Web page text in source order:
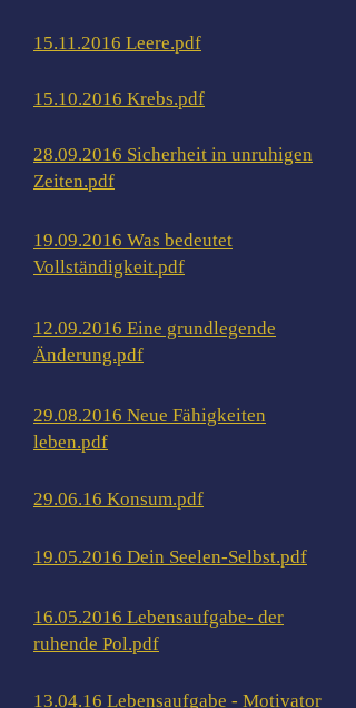
15.11.2016 Leere.pdf
15.10.2016 Krebs.pdf
28.09.2016 Sicherheit in unruhigen
Zeiten.pdf
19.09.2016 Was bedeutet
Vollständigkeit.pdf
12.09.2016 Eine grundlegende
Änderung.pdf
29.08.2016 Neue Fähigkeiten
leben.pdf
29.06.16 Konsum.pdf
19.05.2016 Dein Seelen-Selbst.pdf
16.05.2016 Lebensaufgabe- der
ruhende Pol.pdf
13.04.16 Lebensaufgabe - Motivator